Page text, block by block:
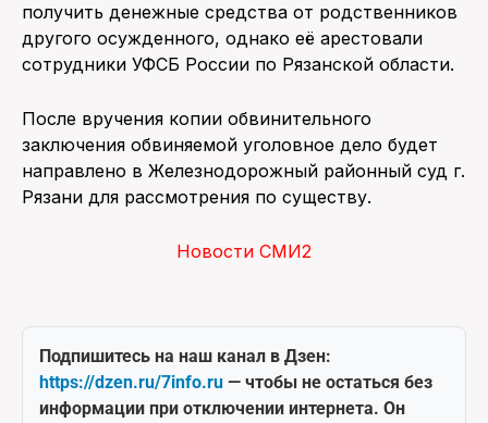
получить денежные средства от родственников
другого осужденного, однако её арестовали
сотрудники УФСБ России по Рязанской области.
После вручения копии обвинительного
заключения обвиняемой уголовное дело будет
направлено в Железнодорожный районный суд г.
Рязани для рассмотрения по существу.
Новости СМИ2
Подпишитесь на наш канал в Дзен:
https://dzen.ru/7info.ru — чтобы не остаться без
информации при отключении интернета. Он